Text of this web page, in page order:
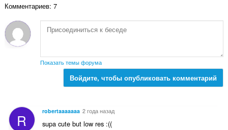
Комментариев: 7
Показать темы форума
Войдите, чтобы опубликовать комментарий
R robertaaaaaaa 2 года назад
supa cute but low res :((